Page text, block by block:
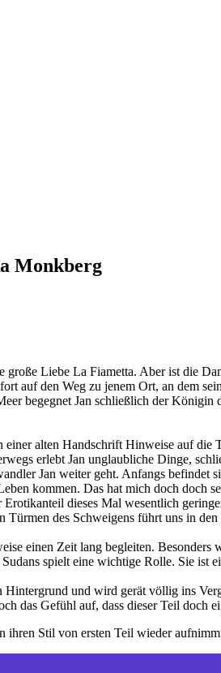
Monkberg
Liebe La Fiametta. Aber ist die
auf den Weg zu jenem Ort, an dem
begegnet Jan schließlich der Königin
alten Handschrift Hinweise auf
erlebt Jan unglaubliche Dinge,
Jan weiter geht. Anfangs befindet
kommen. Das hat mich doch doch
dieses Mal wesentlich
des Schweigens führt uns in
einen Zeit lang begleiten.
spielt eine wichtige Rolle. Sie ist
und wird gerät völlig ins
das Gefühl auf, dass dieser Teil doch
Stil von ersten Teil wieder